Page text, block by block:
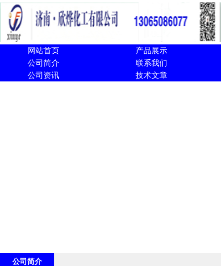
网站首页
产品展示
公司简介
联系我们
公司资讯
技术文章
公司简介